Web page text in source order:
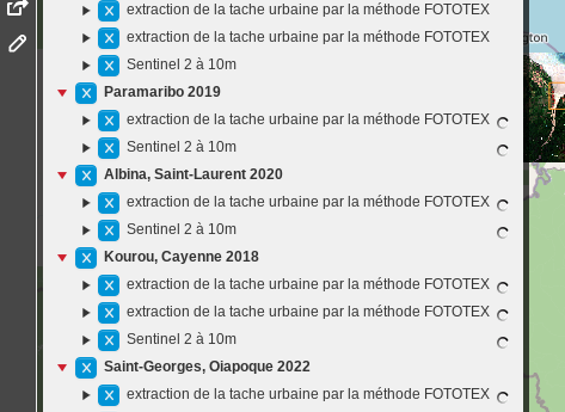
extraction de la tache urbaine par la méthode FOTOTEX
extraction de la tache urbaine par la méthode FOTOTEX
Sentinel 2 à 10m
Paramaribo 2019
extraction de la tache urbaine par la méthode FOTOTEX
Sentinel 2 à 10m
Albina, Saint-Laurent 2020
extraction de la tache urbaine par la méthode FOTOTEX
Sentinel 2 à 10m
Kourou, Cayenne 2018
extraction de la tache urbaine par la méthode FOTOTEX
extraction de la tache urbaine par la méthode FOTOTEX
Sentinel 2 à 10m
Saint-Georges, Oiapoque 2022
extraction de la tache urbaine par la méthode FOTOTEX